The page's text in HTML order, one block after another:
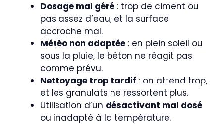
Dosage mal géré : trop de ciment ou
pas assez d’eau, et la surface
accroche mal.
Météo non adaptée : en plein soleil ou
sous la pluie, le béton ne réagit pas
comme prévu.
Nettoyage trop tardif : on attend trop,
et les granulats ne ressortent plus.
Utilisation d’un désactivant mal dosé
ou inadapté à la température.